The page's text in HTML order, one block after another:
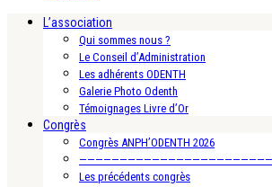
L’association
Qui sommes nous ?
Le Conseil d’Administration
Les adhérents ODENTH
Galerie Photo Odenth
Témoignages Livre d’Or
Congrès
Congrès ANPH’ODENTH 2026
Les précédents congrès